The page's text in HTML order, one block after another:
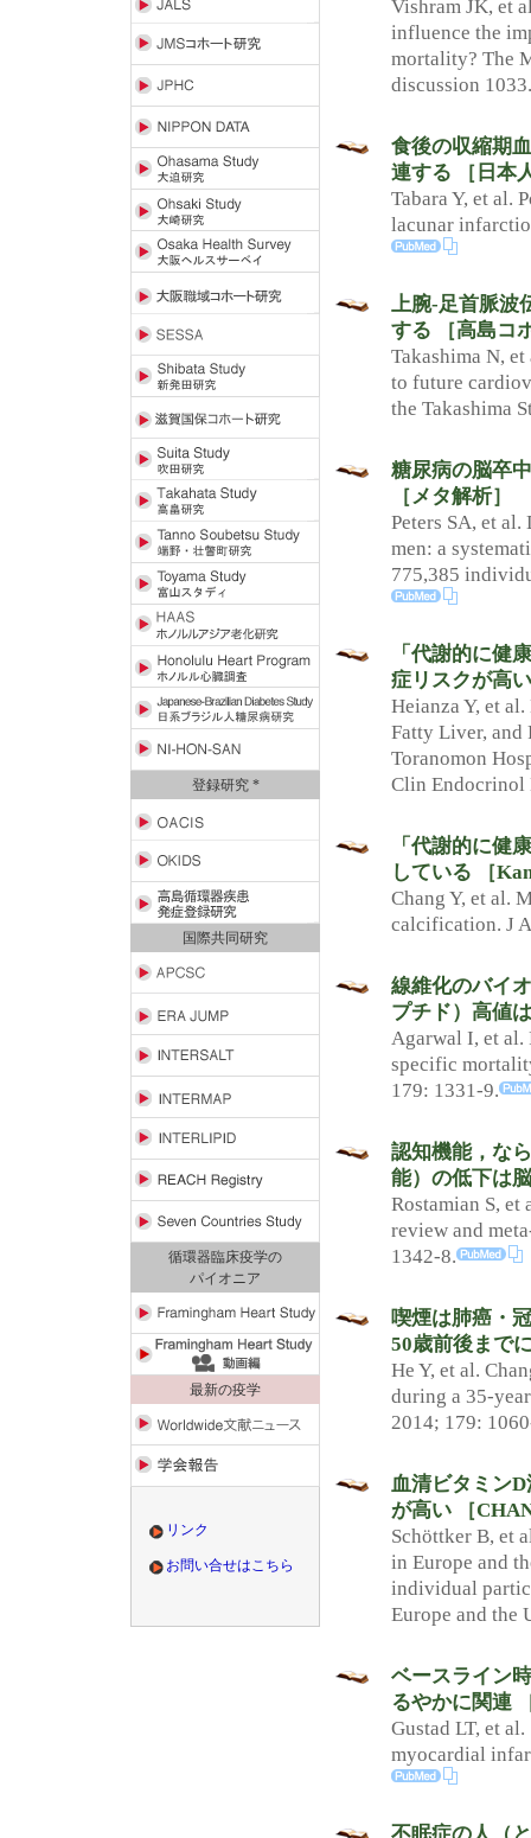
登録研究 *
国際共同研究
循環器臨床疫学の
パイオニア
最新の疫学
リンク
お問い合せはこちら
Vishram JK, et
influence the
mortality? The
discussion 1033.
食後の収縮期
連する ［日本
Tabara Y, et al.
lacunar
上腕-足首脈波
する ［高島コ
Takashima N,
to future
the Takashima
糖尿病の脳卒
［メタ解析］
Peters SA, et
men: a
775,385
「代謝的に健
症リスクが高
Heianza Y, et
Fatty Liver, and
Toranomon
Clin Endocrinol
「代謝的に健
している ［
Chang Y, et al.
calcification. J
線維化のバイ
プチド）高値
Agarwal I, et al.
specific
179: 1331-9.
認知機能，な
能）の低下は
Rostamian S,
review and
1342-8.
喫煙は肺癌・
50歳前後まで
He Y, et al.
during a 35-
2014; 179:
血清ビタミン
が高い ［
Schöttker B, et
in Europe and
individual
Europe and the
ベースライン
るやかに関連
Gustad LT, et
myocardial
不眠症の人（